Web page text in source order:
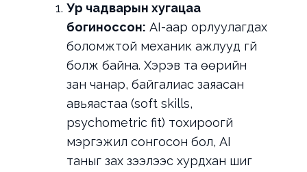
Ур чадварын хугацаа
богиноссон: AI-аар орлуулагдах
боломжтой механик ажлууд үгүй
болж байна. Хэрэв та өөрийн
зан чанар, байгалиас заяасан
авьяастаа (soft skills,
psychometric fit) тохироогүй
мэргэжил сонгосон бол, AI
таныг зах зээлээс хурдхан шиг